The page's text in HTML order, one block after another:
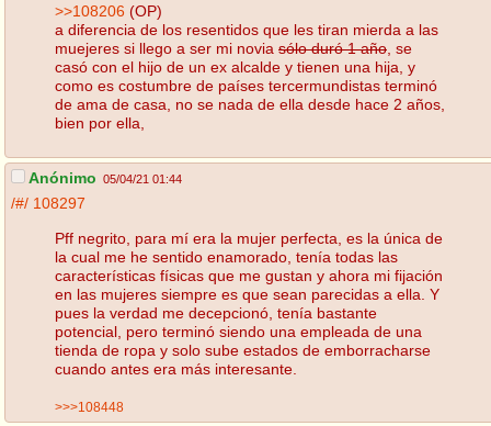
>>108206 (OP)
a diferencia de los resentidos que les tiran mierda a las
muejeres si llego a ser mi novia sólo duró 1 año , se
casó con el hijo de un ex alcalde y tienen una hija, y
como es costumbre de países tercermundistas terminó
de ama de casa, no se nada de ella desde hace 2 años,
bien por ella,
Anónimo 05/04/21 01:44
/#/ 108297
Pff negrito, para mí era la mujer perfecta, es la única de
la cual me he sentido enamorado, tenía todas las
características físicas que me gustan y ahora mi fijación
en las mujeres siempre es que sean parecidas a ella. Y
pues la verdad me decepcionó, tenía bastante
potencial, pero terminó siendo una empleada de una
tienda de ropa y solo sube estados de emborracharse
cuando antes era más interesante.
>>>108448